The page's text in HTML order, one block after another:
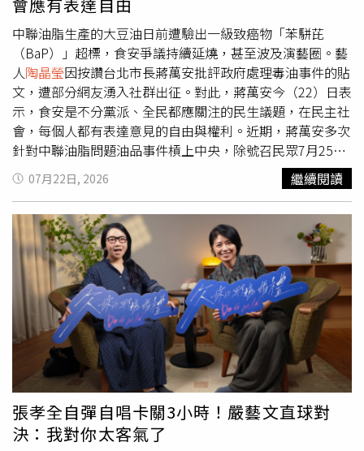
責任『使命必達』了。」
中聯油脂生產的大豆油日前遭驗出一級致癌物「苯駢芘
（BaP）」超標，食安爭議持續延燒，甚至波及演藝圈。藝
人陶晶瑩因按讚台北市長蔣萬安批評政府處理毒油事件的貼
文，遭部分網友湧入社群出征。對此，蔣萬安今（22）日表
示，食安是不分黨派、全民都應關注的民生議題，在民主社
會，每個人都有表達意見的自由與權利。近期，蔣萬安多次
針對中聯油脂問題油品事件槓上中央，除號召民眾7月25日
上凱道外，也在臉書發文批評毒油事件已延燒超過半個月，
政府至今仍未向社會交代真相，並喊話總統賴清德向國人道
歉、行政院長卓榮泰下台負責。不料，貼文卻意外延燒至演
藝圈，陶晶瑩僅因按讚該則貼文，便遭部分網友湧入社群留
言批評，甚至揚言抵制她與丈夫李李仁代言的品牌；不過，
也有不少網友力挺，認為她只是表達個人立場。對此，蔣萬
安表示，食安議題是不分黨派、不分年齡，全民都應該關注
的民生議題，台灣是民主社會，每一個人都可以有表達自己
意見的自由跟權利。
07月22日, 2026 繼續閱讀
張孝全自彈自唱卡關3小時！嚴藝文直球對
決：我對你太客氣了